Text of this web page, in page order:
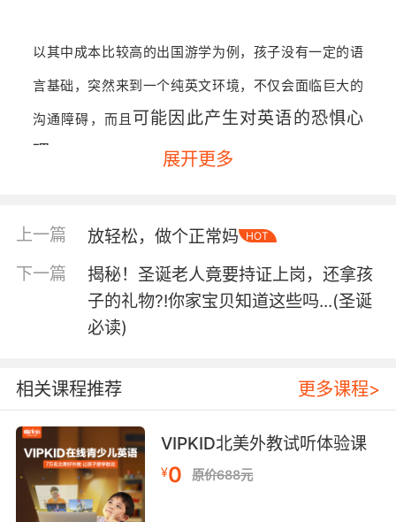
以其中成本比较高的出国游学为例，孩子没有一定的语
言基础，突然来到一个纯英文环境，不仅会面临巨大的
沟通障碍，而且 可能因此产生对英语的恐惧心
理 ，影响以后的学习效果。
如何让高价的暑期游学物超所值呢？快来先看小编为您
积累，让孩子有话说、大胆说！（上部：月薪3万撑
不起孩子一个暑假？学会这个，旅行钱不白
购物篇
展开更多
上一篇 放轻松，做个正常妈 HOT
下一篇
揭秘！圣诞老人竟要持证上岗，还拿孩
子的礼物?!你家宝贝知道这些吗...(圣诞
必读)
相关课程推荐 更多课程>
VIPKID北美外教试听体验课
¥0 原价688元